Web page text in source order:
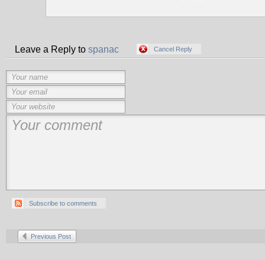
Leave a Reply to spanac Cancel Reply
Subscribe to comments
Previous Post